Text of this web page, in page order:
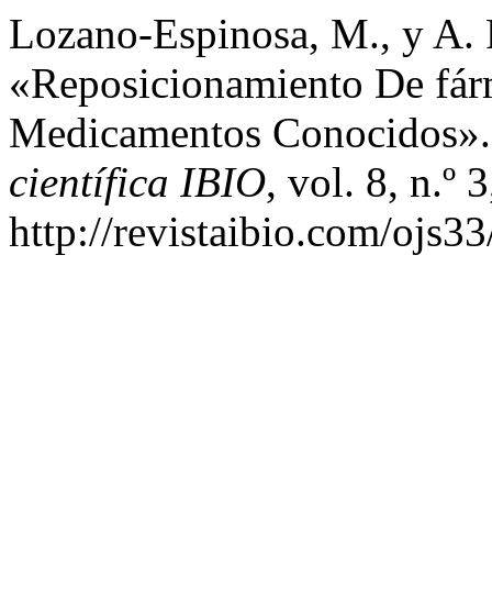
Lozano-Espinosa, M., y
«Reposicionamiento De
Medicamentos
científica IBIO, vol. 8, n.º
http://revistaibio.com/